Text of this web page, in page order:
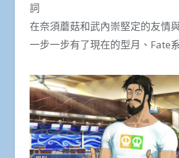
詞
在奈須蘑菇和武內崇堅定的友情
一步一步有了現在的型月、Fate